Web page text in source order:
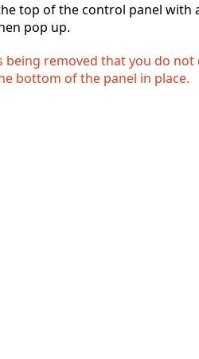
top of the control panel with
pop up.
being removed that you do not
bottom of the panel in place.